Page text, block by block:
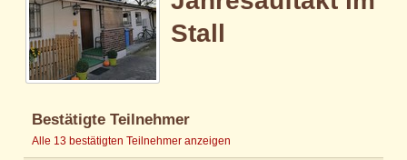
Stall
Bestätigte Teilnehmer
Alle 13 bestätigten Teilnehmer anzeigen